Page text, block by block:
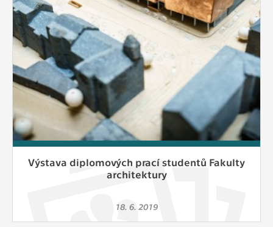
Výstava diplomových prací studentů Fakulty
architektury
18. 6. 2019